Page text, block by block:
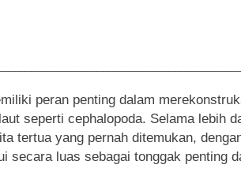
peran penting dalam
seperti cephalopoda. Selama lebih
tertua yang pernah ditemukan,
secara luas sebagai tonggak penting